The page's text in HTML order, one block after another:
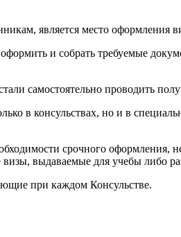
является место оформления
и собрать требуемые
самостоятельно проводить
в консульствах, но и в
срочного оформления,
визы, выдаваемые для учебы либо
при каждом Консульстве.